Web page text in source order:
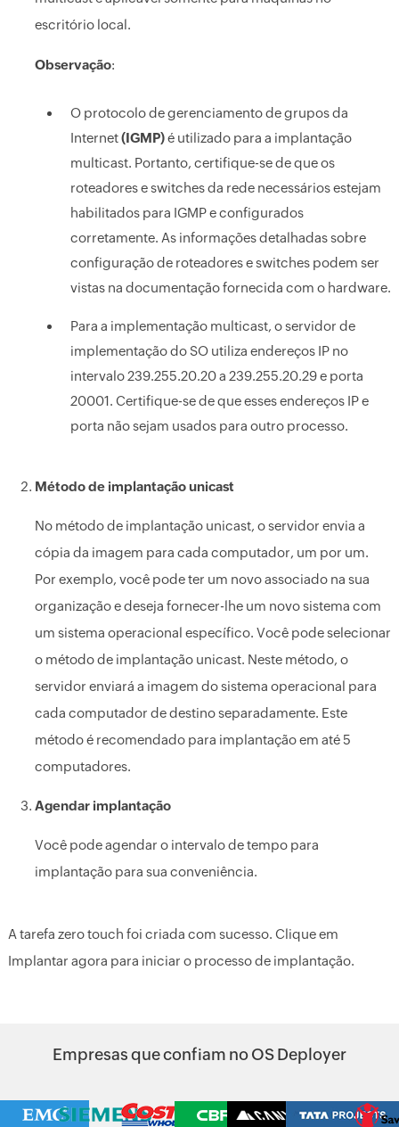
escritório local.
Observação:
O protocolo de gerenciamento de grupos da
Internet(IGMP)é utilizado para a implantação
multicast. Portanto, certifique-se de que os
roteadores e switches da rede necessários estejam
habilitados para IGMP e configurados
corretamente. As informações detalhadas sobre
configuração de roteadores e switches podem ser
vistas na documentação fornecida com o hardware.
Para a implementação multicast, o servidor de
implementação do SO utiliza endereços IP no
intervalo 239.255.20.20 a 239.255.20.29 e porta
20001. Certifique-se de que esses endereços IP e
porta não sejam usados para outro processo.
Método de implantação unicast
No método de implantação unicast, o servidor envia a
cópia da imagem para cada computador, um por um.
Por exemplo, você pode ter um novo associado na sua
organização e deseja fornecer-lhe um novo sistema com
um sistema operacional específico. Você pode selecionar
o método de implantação unicast. Neste método, o
servidor enviará a imagem do sistema operacional para
cada computador de destino separadamente. Este
método é recomendado para implantação em até 5
computadores.
Agendar implantação
Você pode agendar o intervalo de tempo para
implantação para sua conveniência.
A tarefa zero touch foi criada com sucesso. Clique em
Implantar agora para iniciar o processo de implantação.
Empresas que confiam no OS Deployer